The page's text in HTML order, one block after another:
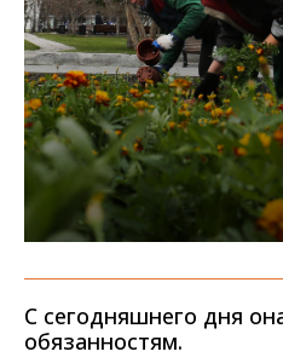
С сегодняшнего дня
обязанностям.